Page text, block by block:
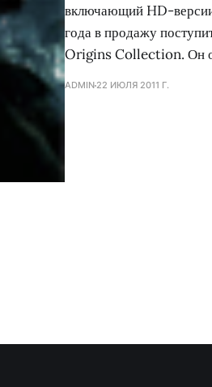
включающий HD-версии
года в продажу
Origins Collection. Он
ADMIN 22 ИЮЛЯ 2011 Г.